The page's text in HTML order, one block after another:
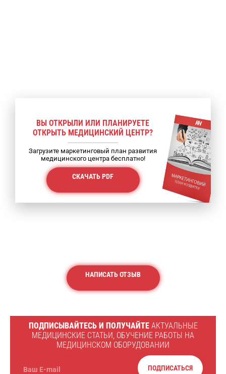
ВЫ ОТКРЫЛИ ИЛИ ПЛАНИРУЕТЕ
ОТКРЫТЬ МЕДИЦИНСКИЙ ЦЕНТР?
Загрузите маркетинговый план развития
медицинского центра бесплатно!
СКАЧАТЬ PDF
НАПИСАТЬ ОТЗЫВ
ПОДПИСЫВАЙТЕСЬ И ПОЛУЧАЙТЕАКТУАЛЬНЫЕ
МЕДИЦИНСКИЕ СТАТЬИ, ОБУЧЕНИЕ РАБОТЫ НА
МЕДИЦИНСКОМ ОБОРУДОВАНИИ
Ваш E-mail ПОДПИСАТЬСЯ